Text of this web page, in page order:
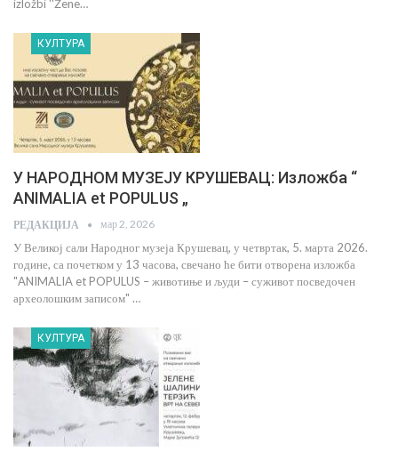
izložbi ''Žene…
КУЛТУРА
У НАРОДНОМ МУЗЕЈУ КРУШЕВАЦ: Изложба “
ANIMALIA et POPULUS „
РЕДАКЦИЈА мар 2, 2026
У Великој сали Народног музеја Крушевац, у четвртак, 5. марта 2026.
године, са почетком у 13 часова, свечано ће бити отворена изложба
"ANIMALIA et POPULUS – животиње и људи – суживот посведочен
археолошким записом" …
КУЛТУРА